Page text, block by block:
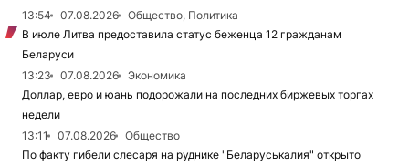
13:54 07.08.2026
Общество, Политика
В июле Литва предоставила статус беженца 12 гражданам
Беларуси
13:23
07.08.2026
Экономика
Доллар, евро и юань подорожали на последних биржевых торгах
недели
13:11
07.08.2026
Общество
По факту гибели слесаря на руднике "Беларуськалия" открыто